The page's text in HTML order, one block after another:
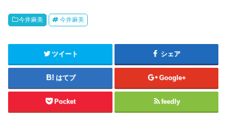
今井麻美 今井麻美
ツイート シェア
はてブ Google+
Pocket feedly